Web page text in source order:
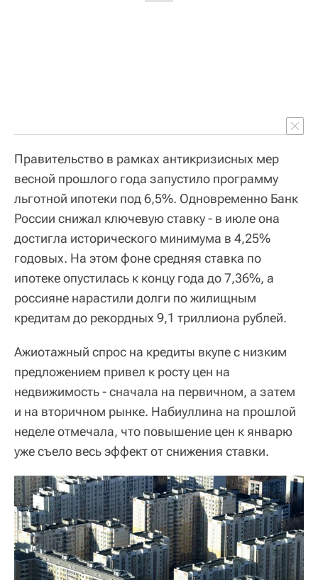
Правительство в рамках антикризисных мер
весной прошлого года запустило программу
льготной ипотеки под 6,5%. Одновременно Банк
России снижал ключевую ставку - в июле она
достигла исторического минимума в 4,25%
годовых. На этом фоне средняя ставка по
ипотеке опустилась к концу года до 7,36%, а
россияне нарастили долги по жилищным
кредитам до рекордных 9,1 триллиона рублей.
Ажиотажный спрос на кредиты вкупе с низким
предложением привел к росту цен на
недвижимость - сначала на первичном, а затем
и на вторичном рынке. Набиуллина на прошлой
неделе отмечала, что повышение цен к январю
уже съело весь эффект от снижения ставки.